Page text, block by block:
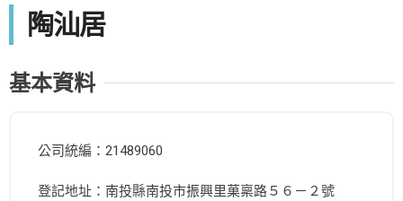
陶汕居
基本資料
公司統編：21489060
登記地址：南投縣南投市振興里菓稟路５６－２號